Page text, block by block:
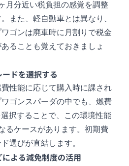
月分近い税負担の感覚を調整
また、軽自動車とは異なり、
ゴンは廃車時に月割りで税金
ることも覚えておきましょ
ドを選択する
費性能に応じて購入時に課され
ゴンスパーダの中でも、燃費
択することで、この環境性能
るケースがあります。初期費
選びが直結します。
よる減免制度の活用